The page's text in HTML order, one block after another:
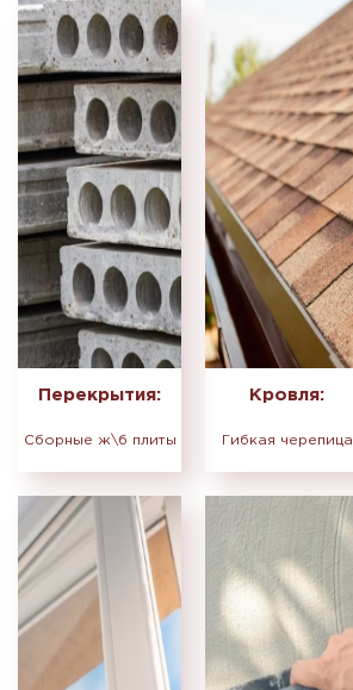
Перекрытия:
Сборные ж\б плиты
Кровля:
Гибкая черепица